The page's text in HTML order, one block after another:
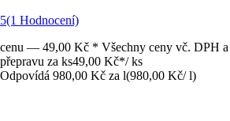
5(1 Hodnocení)
cenu — 49,00 Kč * Všechny ceny vč. DPH a
přepravu za ks49,00 Kč*/ ks
Odpovídá 980,00 Kč za l(980,00 Kč/ l)